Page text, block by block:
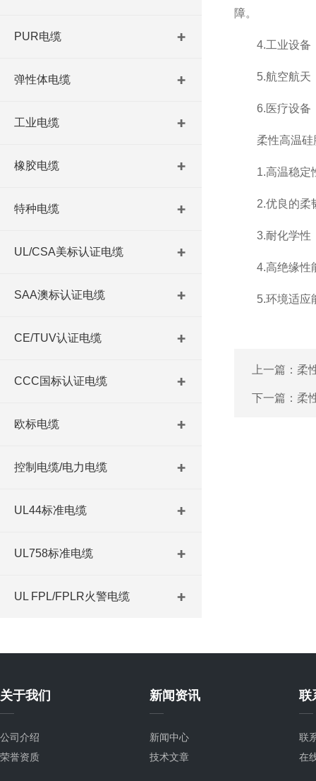
PUR电缆
弹性体电缆
工业电缆
橡胶电缆
特种电缆
UL/CSA美标认证电缆
SAA澳标认证电缆
CE/TUV认证电缆
CCC国标认证电缆
欧标电缆
控制电缆/电力电缆
UL44标准电缆
UL758标准电缆
UL FPL/FPLR火警电缆
障。
4.工业设备：
5.航空航天：
6.医疗设备：
柔性高温硅
1.高温稳定性
2.优良的柔韧
3.耐化学性：
4.高绝缘性能
5.环境适应能
上一篇： 柔
下一篇： 柔
关于我们
公司介绍
荣誉资质
新闻资讯
新闻中心
技术文章
联
联
在